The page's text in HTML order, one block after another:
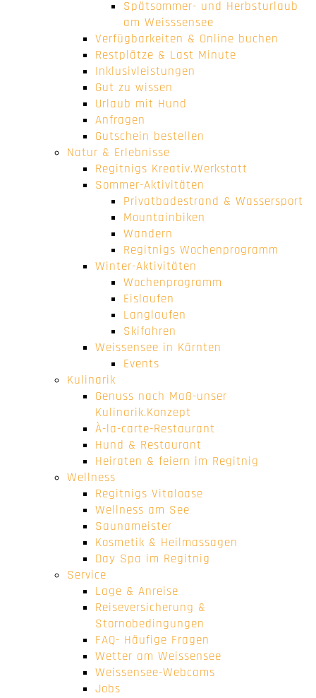
Spätsommer- und Herbsturlaub
am Weisssensee
Verfügbarkeiten & Online buchen
Restplätze & Last Minute
Inklusivleistungen
Gut zu wissen
Urlaub mit Hund
Anfragen
Gutschein bestellen
Natur & Erlebnisse
Regitnigs Kreativ.Werkstatt
Sommer-Aktivitäten
Privatbadestrand & Wassersport
Mountainbiken
Wandern
Regitnigs Wochenprogramm
Winter-Aktivitäten
Wochenprogramm
Eislaufen
Langlaufen
Skifahren
Weissensee in Kärnten
Events
Kulinarik
Genuss nach Maß-unser
Kulinarik.Konzept
À-la-carte-Restaurant
Hund & Restaurant
Heiraten & feiern im Regitnig
Wellness
Regitnigs Vitaloase
Wellness am See
Saunameister
Kosmetik & Heilmassagen
Day Spa im Regitnig
Service
Lage & Anreise
Reiseversicherung &
Stornobedingungen
FAQ- Häufige Fragen
Wetter am Weissensee
Weissensee-Webcams
Jobs